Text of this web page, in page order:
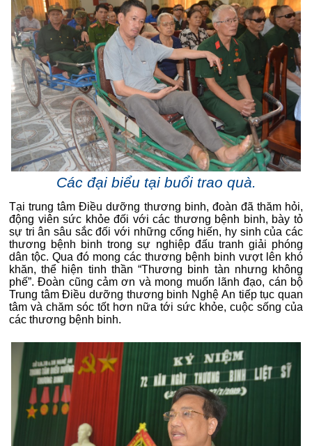
Các đại biểu tại buổi trao quà.
Tại trung tâm Điều dưỡng thương binh, đoàn đã thăm hỏi,
động viên sức khỏe đối với các thương bệnh binh, bày tỏ
sự tri ân sâu sắc đối với những cống hiến, hy sinh của các
thương bệnh binh trong sự nghiệp đấu tranh giải phóng
dân tộc. Qua đó mong các thương bệnh binh vượt lên khó
khăn, thể hiện tinh thần “Thương binh tàn nhưng không
phế”. Đoàn cũng cảm ơn và mong muốn lãnh đạo, cán bộ
Trung tâm Điều dưỡng thương binh Nghệ An tiếp tục quan
tâm và chăm sóc tốt hơn nữa tới sức khỏe, cuộc sống của
các thương bệnh binh.